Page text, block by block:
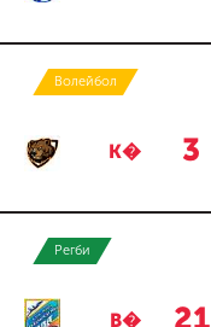
Волейбол
К� 3
Регби
В� 21